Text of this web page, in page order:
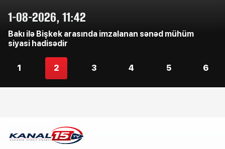
1-08-2026, 11:42
Bakı ilə Bişkek arasında imzalanan sənəd mühüm
siyasi hadisədir
1 2 3 4 5 6